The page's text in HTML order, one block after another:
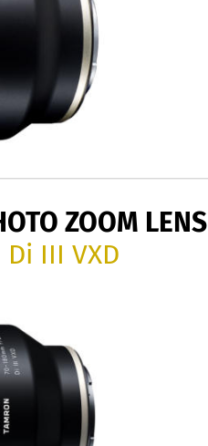
ZOOM LENS
III VXD